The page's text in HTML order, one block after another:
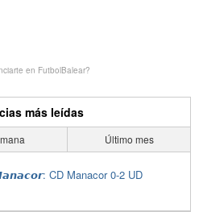
en FutbolBalear?
más leídas
Último mes
CD Manacor 0-2 UD